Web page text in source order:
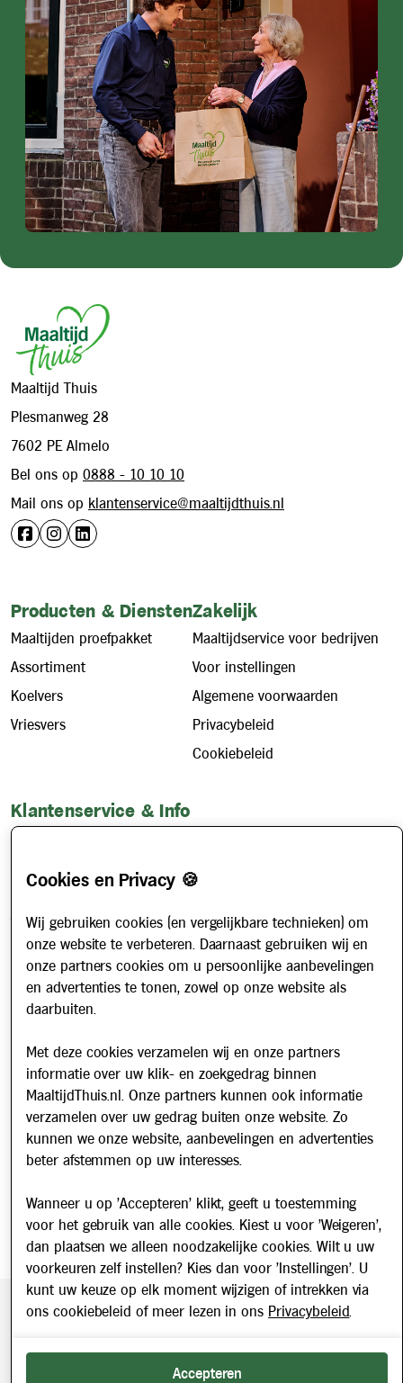
Maaltijd Thuis
Plesmanweg 28
7602 PE Almelo
Bel ons op 0888 - 10 10 10
Mail ons op klantenservice@maaltijdthuis.nl
Producten & Diensten
Maaltijden proefpakket
Assortiment
Koelvers
Vriesvers
Zakelijk
Maaltijdservice voor bedrijven
Voor instellingen
Algemene voorwaarden
Privacybeleid
Cookiebeleid
Klantenservice & Info
Veelgestelde vragen
Werken bij
Nieuws
Nieuwsbrief
Schrijf u in voor onze nieuwsbrief en blijf op de hoogte van
updates over Maaltijd Thuis!
E-mailadres
Beveiligde betaling middels SEPA incasso. Getoonde prijzen
2026 © Maaltijd Thuis. Alle rechten voorbehouden.
Cookies en Privacy 🍪
Wij gebruiken cookies (en vergelijkbare technieken) om
onze website te verbeteren. Daarnaast gebruiken wij en
onze partners cookies om u persoonlijke aanbevelingen
en advertenties te tonen, zowel op onze website als
daarbuiten.
Met deze cookies verzamelen wij en onze partners
informatie over uw klik- en zoekgedrag binnen
MaaltijdThuis.nl. Onze partners kunnen ook informatie
verzamelen over uw gedrag buiten onze website. Zo
kunnen we onze website, aanbevelingen en advertenties
beter afstemmen op uw interesses.
Wanneer u op 'Accepteren' klikt, geeft u toestemming
voor het gebruik van alle cookies. Kiest u voor 'Weigeren',
dan plaatsen we alleen noodzakelijke cookies. Wilt u uw
voorkeuren zelf instellen? Kies dan voor 'Instellingen'. U
kunt uw keuze op elk moment wijzigen of intrekken via
ons cookiebeleid of meer lezen in ons Privacybeleid.
Accepteren